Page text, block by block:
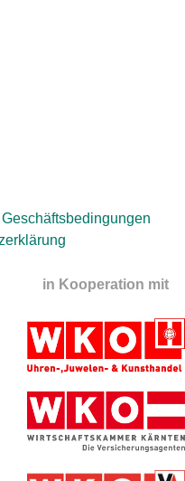
in Kooperation mit